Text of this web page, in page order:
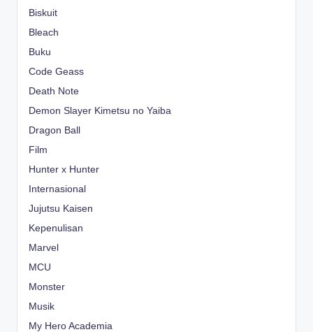
Biskuit
Bleach
Buku
Code Geass
Death Note
Demon Slayer Kimetsu no Yaiba
Dragon Ball
Film
Hunter x Hunter
Internasional
Jujutsu Kaisen
Kepenulisan
Marvel
MCU
Monster
Musik
My Hero Academia